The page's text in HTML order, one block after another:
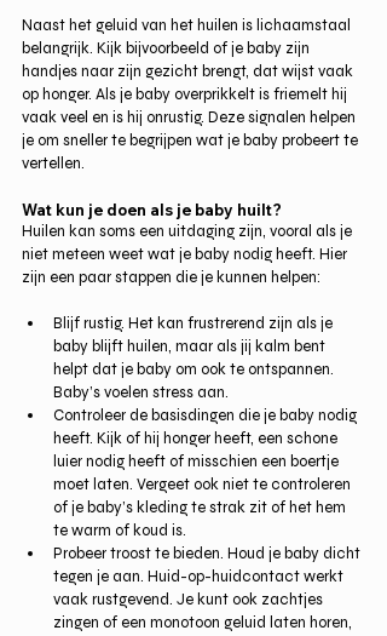
Naast het geluid van het huilen is lichaamstaal
belangrijk. Kijk bijvoorbeeld of je baby zijn
handjes naar zijn gezicht brengt, dat wijst vaak
op honger. Als je baby overprikkelt is friemelt hij
vaak veel en is hij onrustig. Deze signalen helpen
je om sneller te begrijpen wat je baby probeert te
vertellen.
Wat kun je doen als je baby huilt?
Huilen kan soms een uitdaging zijn, vooral als je
niet meteen weet wat je baby nodig heeft. Hier
zijn een paar stappen die je kunnen helpen:
Blijf rustig. Het kan frustrerend zijn als je
baby blijft huilen, maar als jij kalm bent
helpt dat je baby om ook te ontspannen.
Baby’s voelen stress aan.
Controleer de basisdingen die je baby nodig
heeft. Kijk of hij honger heeft, een schone
luier nodig heeft of misschien een boertje
moet laten. Vergeet ook niet te controleren
of je baby’s kleding te strak zit of het hem
te warm of koud is.
Probeer troost te bieden. Houd je baby dicht
tegen je aan. Huid-op-huidcontact werkt
vaak rustgevend. Je kunt ook zachtjes
zingen of een monotoon geluid laten horen,